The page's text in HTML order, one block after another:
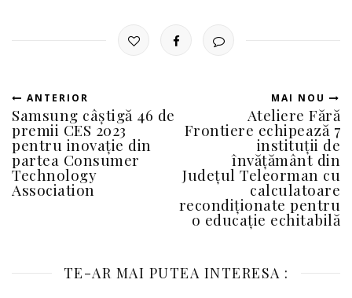
ANTERIOR
Samsung câștigă 46 de
premii CES 2023
pentru inovație din
partea Consumer
Technology
Association
MAI NOU
Ateliere Fără
Frontiere echipează 7
instituții de
învățământ din
Județul Teleorman cu
calculatoare
recondiționate pentru
o educație echitabilă
TE-AR MAI PUTEA INTERESA :